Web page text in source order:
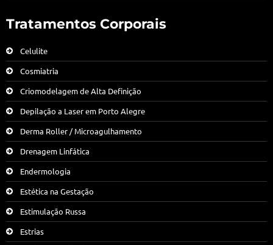
Tratamentos Corporais
Celulite
Cosmiatria
Criomodelagem de Alta Definição
Depilação a Laser em Porto Alegre
Derma Roller / Microagulhamento
Drenagem Linfática
Endermologia
Estética na Gestação
Estimulação Russa
Estrias